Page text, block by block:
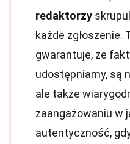
redaktorzy
każde zgłoszenie.
gwarantuje, że
udostępniamy, są
ale także
zaangażowaniu w
autentyczność,